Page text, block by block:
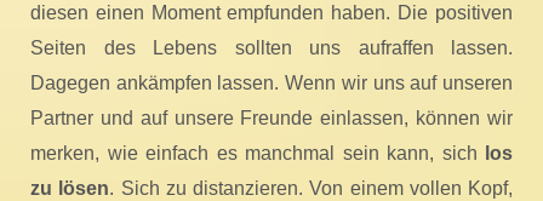
diesen einen Moment empfunden haben. Die positiven
Seiten des Lebens sollten uns aufraffen lassen.
Dagegen ankämpfen lassen. Wenn wir uns auf unseren
Partner und auf unsere Freunde einlassen, können wir
merken, wie einfach es manchmal sein kann, sich
los
zu lösen. Sich zu distanzieren. Von einem vollen Kopf,